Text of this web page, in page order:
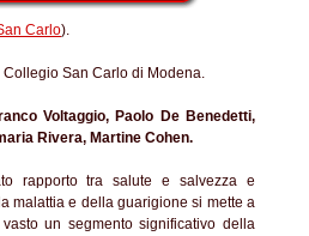
Carlo).
San Carlo di Modena.
Voltaggio, Paolo De Benedetti,
Rivera, Martine Cohen.
rapporto tra salute e salvezza e
malattia e della guarigione si mette a
un segmento significativo della